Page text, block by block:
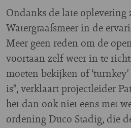
Ondanks de late oplevering
Watergraafsmeer in de
Meer geen reden om de
voortaan zelf weer in te
moeten bekijken of
is”, verklaart projectleider
het dan ook niet eens met
ordening Duco Stadig, die